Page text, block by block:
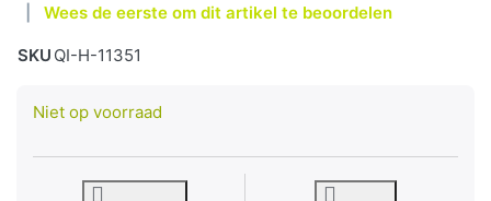
Wees de eerste om dit artikel te beoordelen
SKU QI-H-11351
Niet op voorraad